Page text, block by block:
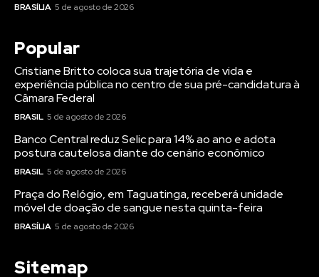
BRASÍLIA 5 de agosto de 2026
Popular
Cristiane Britto coloca sua trajetória de vida e
experiência pública no centro de sua pré-candidatura à
Câmara Federal
BRASIL 5 de agosto de 2026
Banco Central reduz Selic para 14% ao ano e adota
postura cautelosa diante do cenário econômico
BRASIL 5 de agosto de 2026
Praça do Relógio, em Taguatinga, receberá unidade
móvel de doação de sangue nesta quinta-feira
BRASÍLIA 5 de agosto de 2026
Sitemap